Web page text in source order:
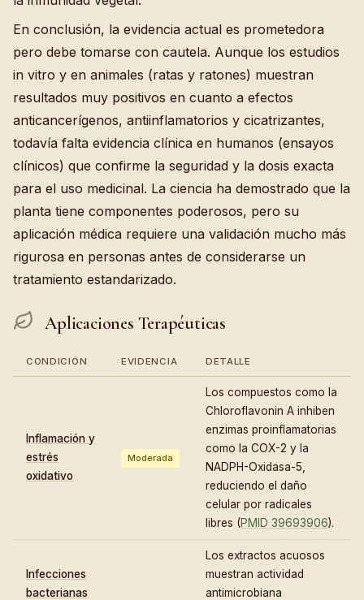
En conclusión, la evidencia actual es prometedora
pero debe tomarse con cautela. Aunque los estudios
in vitro y en animales (ratas y ratones) muestran
resultados muy positivos en cuanto a efectos
anticancerígenos, antiinflamatorios y cicatrizantes,
todavía falta evidencia clínica en humanos (ensayos
clínicos) que confirme la seguridad y la dosis exacta
para el uso medicinal. La ciencia ha demostrado que la
planta tiene componentes poderosos, pero su
aplicación médica requiere una validación mucho más
rigurosa en personas antes de considerarse un
tratamiento estandarizado.
Aplicaciones Terapéuticas
CONDICIÓN EVIDENCIA DETALLE
Inflamación y
estrés
oxidativo
Moderada
Los compuestos como la
Chloroflavonin A inhiben
enzimas proinflamatorias
como la COX-2 y la
NADPH-Oxidasa-5,
reduciendo el daño
celular por radicales
libres (PMID 39693906).
Infecciones
bacterianas
Los extractos acuosos
muestran actividad
antimicrobiana